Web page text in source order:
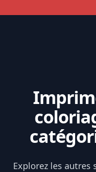
Explorez les autres